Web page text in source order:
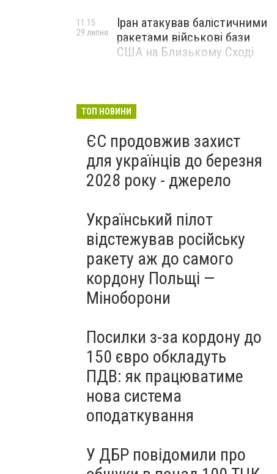
Іран атакував балістичними
ракетами військові бази
США на Близькому Сході
11:15
29 липня
ТОП НОВИНИ
ЄС продовжив захист
для українців до березня
2028 року - джерело
Український пілот
відстежував російську
ракету аж до самого
кордону Польщі —
Міноборони
Посилки з-за кордону до
150 євро обкладуть
ПДВ: як працюватиме
нова система
оподаткування
У ДБР повідомили про